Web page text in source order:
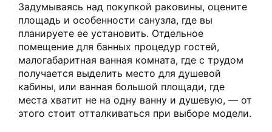
Задумываясь над покупкой раковины, оцените
площадь и особенности санузла, где вы
планируете ее установить. Отдельное
помещение для банных процедур гостей,
малогабаритная ванная комната, где с трудом
получается выделить место для душевой
кабины, или ванная большой площади, где
места хватит не на одну ванну и душевую, — от
этого стоит отталкиваться при выборе модели.